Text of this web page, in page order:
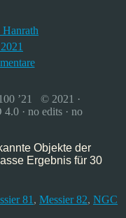
Hanrath
zu
Bodes
und
Zigarrengalaxie,
’21 © 2021 ·
· no edits · no
Objekte der
Ergebnis für 30
81 , Messier 82, NGC